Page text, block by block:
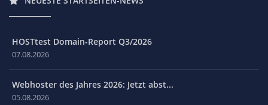
HOSTtest Domain-Report Q3/2026
07.08.2026
Webhoster des Jahres 2026: Jetzt abst...
05.08.2026